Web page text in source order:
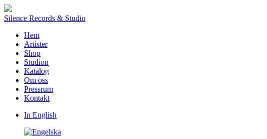
Silence Records & Studio
Hem
Artister
Shop
Studion
Katalog
Om oss
Pressrum
Kontakt
In English